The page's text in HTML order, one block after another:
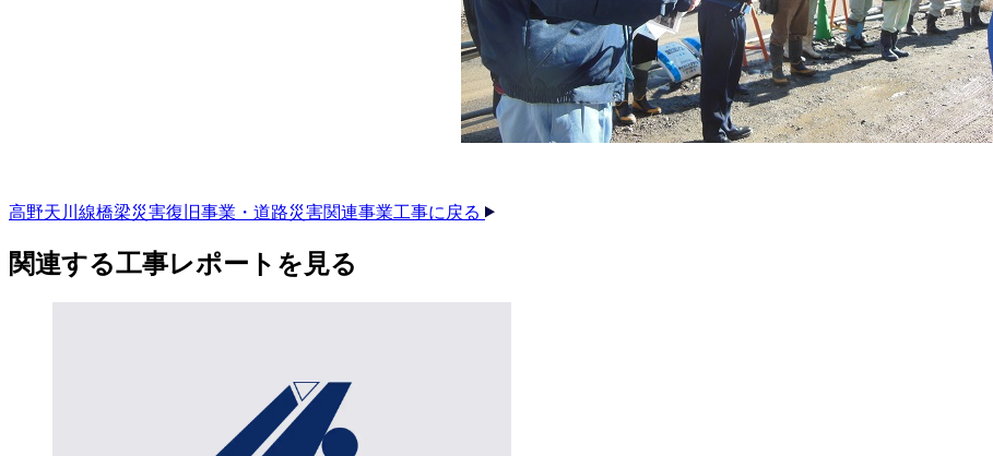
高野天川線橋梁災害復旧事業・道路災害関連事業工事に戻る
関連する​工事レポートを​見る​